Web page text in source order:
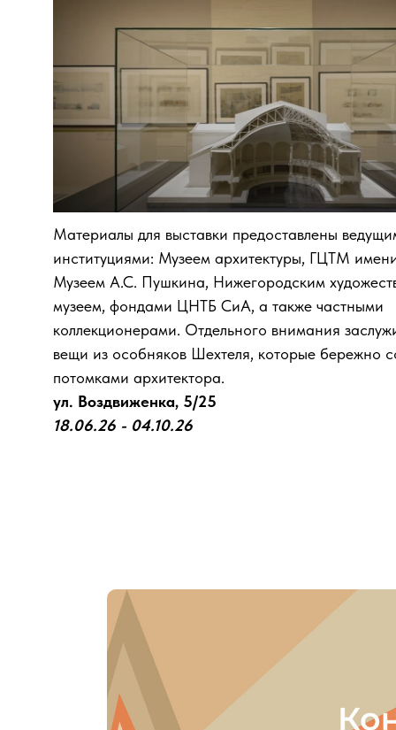
Материалы для выставки предоставлены
институциями: Музеем архитектуры, ГЦТМ
Музеем А.С. Пушкина, Нижегородским
музеем, фондами ЦНТБ СиА, а также частными
коллекционерами. Отдельного внимания
вещи из особняков Шехтеля, которые бережно
потомками архитектора.
ул. Воздвиженка, 5/25
18.06.26 - 04.10.26
Посетить выставку